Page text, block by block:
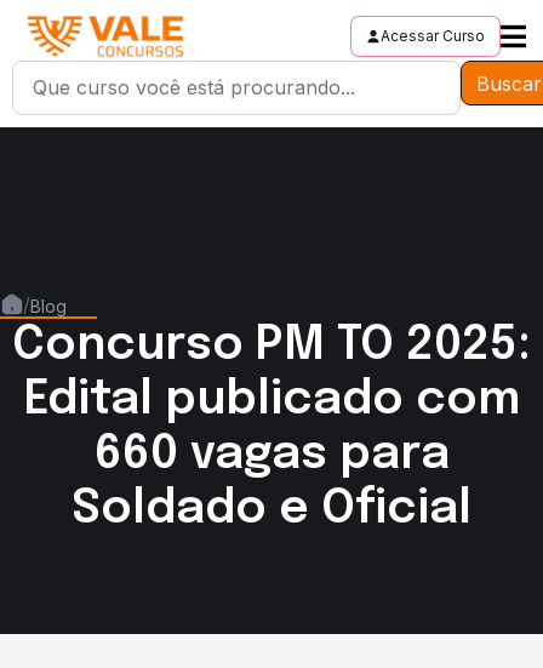
Acessar Curso
Buscar
/Blog
Concurso PM TO 2025:
Edital publicado com
660 vagas para
Soldado e Oficial